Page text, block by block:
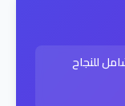
للنجاح